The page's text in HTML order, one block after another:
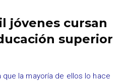
jóvenes cursan
superior
la mayoría de ellos lo hace